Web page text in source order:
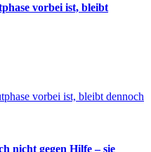
vorbei ist, bleibt
nicht gegen Hilfe – sie